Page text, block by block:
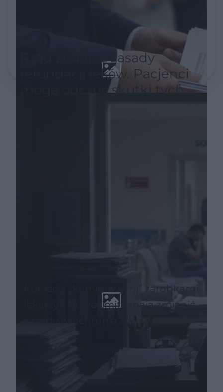
Rząd zmienia zasady
refundacji leków. Pacjenci
mogą odczuć skutki tych
Koniec z „kominowymi” zarobkami
lekarzy? Nowe limity mają zmienić